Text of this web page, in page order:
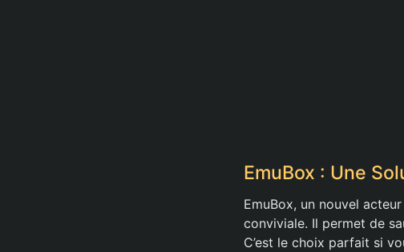
EmuBox : Une
EmuBox, un nouvel
conviviale. Il permet de
C’est le choix parfait si